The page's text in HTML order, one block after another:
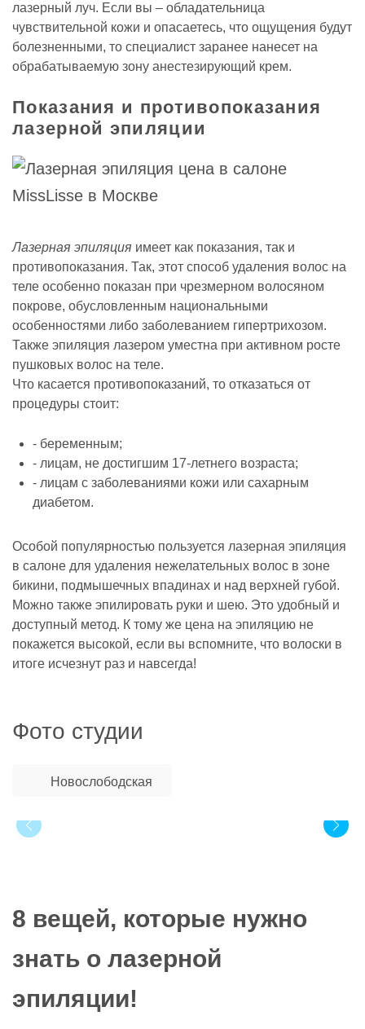
лазерный луч. Если вы – обладательница
чувствительной кожи и опасаетесь, что ощущения будут
болезненными, то специалист заранее нанесет на
обрабатываемую зону анестезирующий крем.
Показания и противопоказания
лазерной эпиляции
Лазерная эпиляция имеет как показания, так и
противопоказания. Так, этот способ удаления волос на
теле особенно показан при чрезмерном волосяном
покрове, обусловленным национальными
особенностями либо заболеванием гипертрихозом.
Также эпиляция лазером уместна при активном росте
пушковых волос на теле.
Что касается противопоказаний, то отказаться от
процедуры стоит:
- беременным;
- лицам, не достигшим 17-летнего возраста;
- лицам с заболеваниями кожи или сахарным
диабетом.
Особой популярностью пользуется лазерная эпиляция
в салоне для удаления нежелательных волос в зоне
бикини, подмышечных впадинах и над верхней губой.
Можно также эпилировать руки и шею. Это удобный и
доступный метод. К тому же цена на эпиляцию не
покажется высокой, если вы вспомните, что волоски в
итоге исчезнут раз и навсегда!
Фото студии
Новослободская
8 вещей, которые нужно
знать о лазерной
эпиляции!